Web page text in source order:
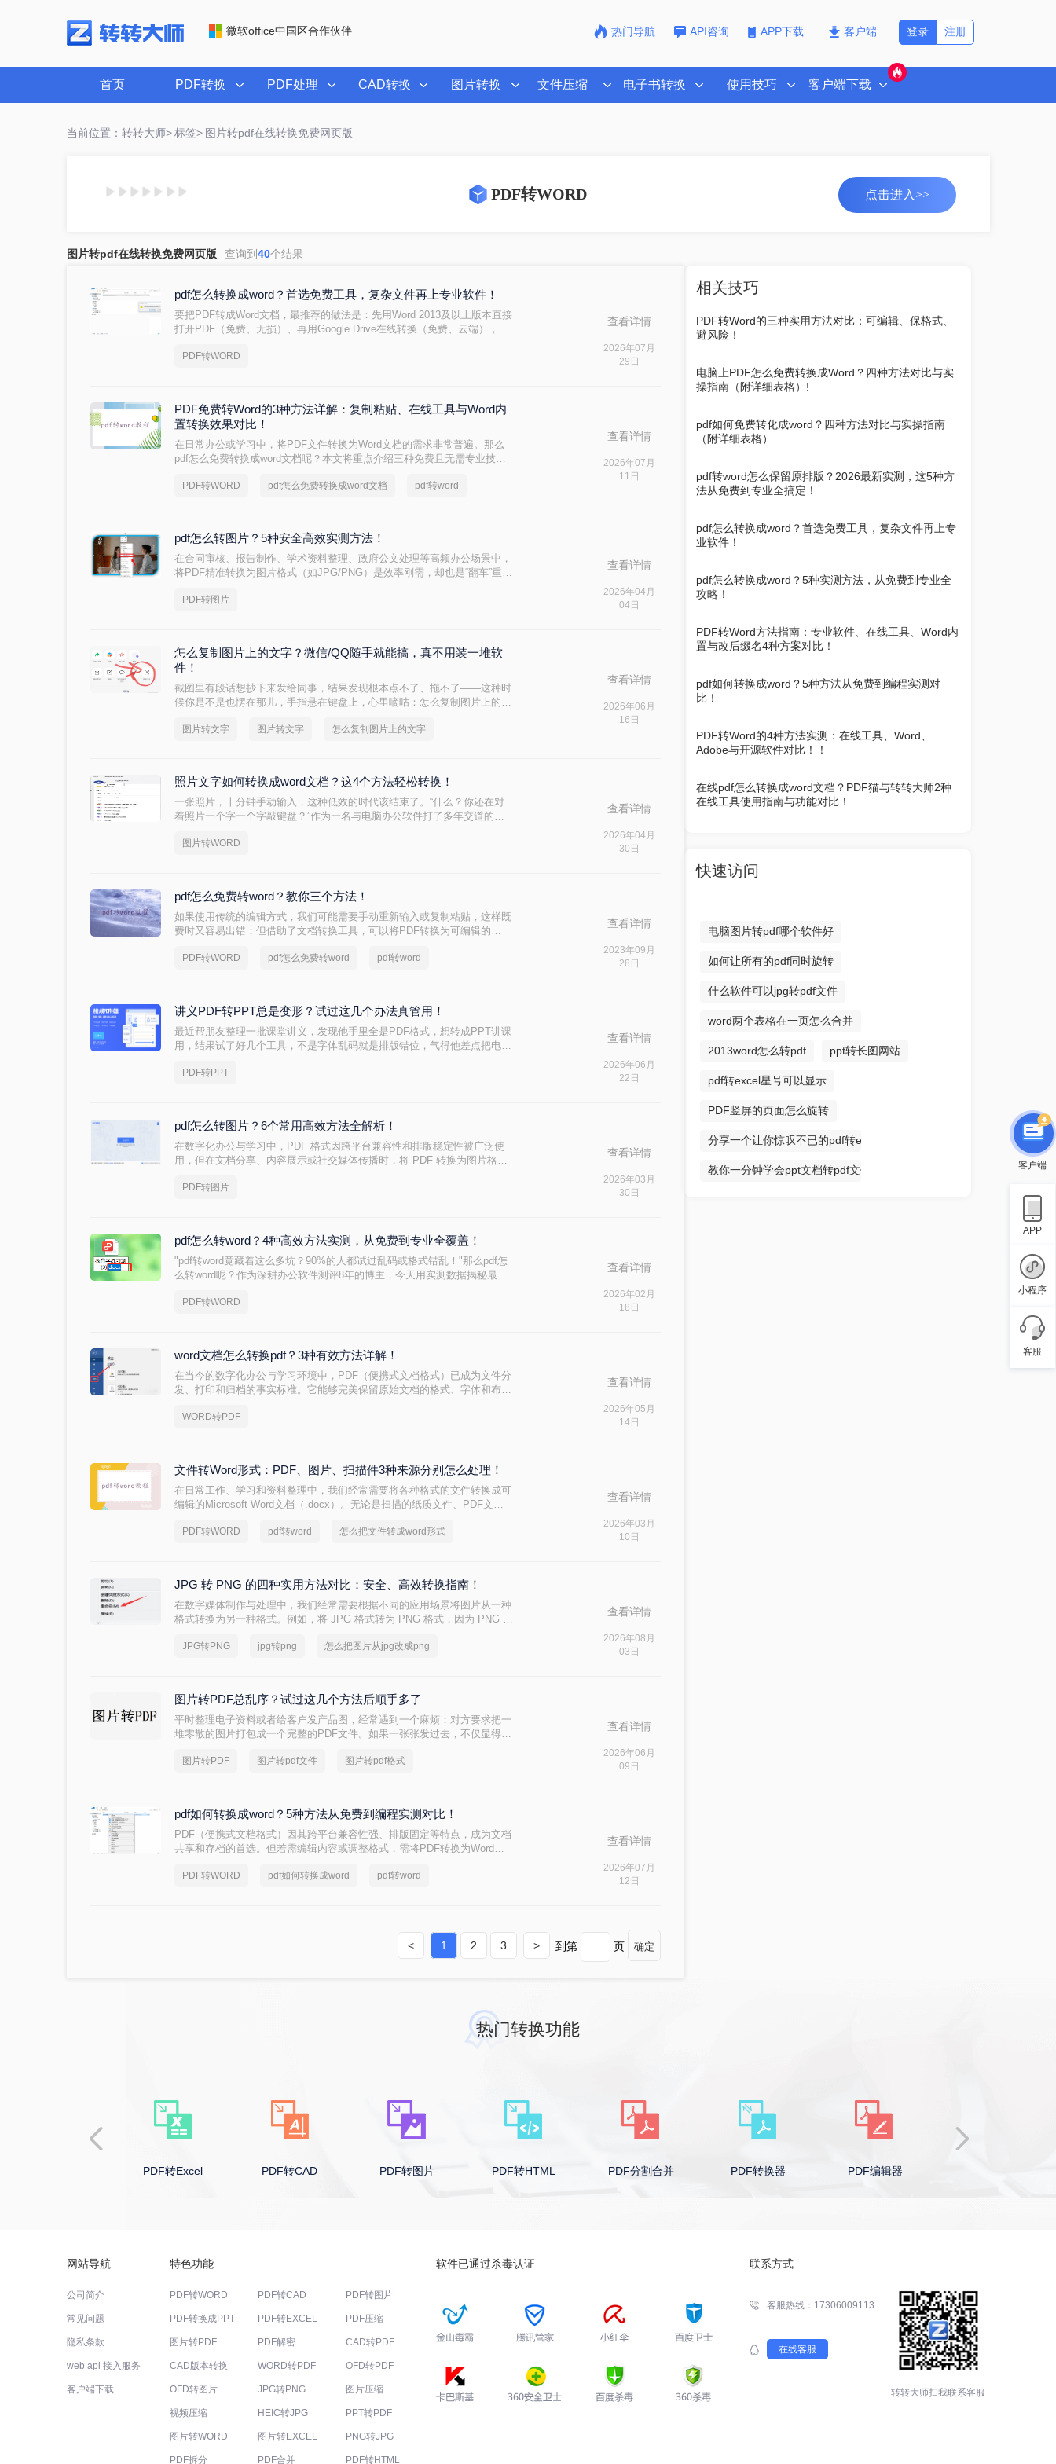
微软office中国区合作伙伴 热门导航 API咨询 APP下载 客户端 注册
登录
首页 PDF转换 PDF处理 CAD转换 图片转换 文件压缩 电子书转换 使用技巧 客户端下载
当前位置：转转大师> 标签> 图片转pdf在线转换免费网页版
PDF转WORD 点击进入>>
图片转pdf在线转换免费网页版 查询到 40个结果
pdf怎么转换成word？首选免费工具，复杂文件再上专业软件！
要把PDF转成Word文档，最推荐的做法是：先用Word 2013及以上版本直接
打开PDF（免费、无损）、再用Google Drive在线转换（免费、云端），如
PDF转WORD
查看详情
2026年07月
29日
PDF免费转Word的3种方法详解：复制粘贴、在线工具与Word内
置转换效果对比！
在日常办公或学习中，将PDF文件转换为Word文档的需求非常普遍。那么
pdf怎么免费转换成word文档呢？本文将重点介绍三种免费且无需专业技能
PDF转WORD pdf怎么免费转换成word文档 pdf转word
查看详情
2026年07月
11日
pdf怎么转图片？5种安全高效实测方法！
在合同审核、报告制作、学术资料整理、政府公文处理等高频办公场景中，
将PDF精准转换为图片格式（如JPG/PNG）是效率刚需，却也是“翻车”重灾
2026年国家网信办通报多起因在线转换工具导致的企业核心数据泄露事件！
PDF转图片
查看详情
2026年04月
04日
怎么复制图片上的文字？微信/QQ随手就能搞，真不用装一堆软
件！
截图里有段话想抄下来发给同事，结果发现根本点不了、拖不了——这种时
候你是不是也愣在那儿，手指悬在键盘上，心里嘀咕：怎么复制图片上的文
来的实习生处理一份客户发来的扫描合同图，她对着图片干敲了二十分钟，
图片转文字 图片转文字 怎么复制图片上的文字
查看详情
2026年06月
16日
照片文字如何转换成word文档？这4个方法轻松转换！
一张照片，十分钟手动输入，这种低效的时代该结束了。“什么？你还在对
着照片一个字一个字敲键盘？”作为一名与电脑办公软件打了多年交道的测
图片转WORD
查看详情
2026年04月
30日
pdf怎么免费转word？教你三个方法！
如果使用传统的编辑方式，我们可能需要手动重新输入或复制粘贴，这样既
费时又容易出错；但借助了文档转换工具，可以将PDF转换为可编辑的
知道pdf怎么免费转word吗？下面小编告诉你们~
PDF转WORD pdf怎么免费转word pdf转word
查看详情
2023年09月
28日
讲义PDF转PPT总是变形？试过这几个办法真管用！
最近帮朋友整理一批课堂讲义，发现他手里全是PDF格式，想转成PPT讲课
用，结果试了好几个工具，不是字体乱码就是排版错位，气得他差点把电脑
文字扫描件、带复杂表格的课件，还是带大量图片的教案——不同情况方法
PDF转PPT
查看详情
2026年06月
22日
pdf怎么转图片？6个常用高效方法全解析！
在数字化办公与学习中，PDF 格式因跨平台兼容性和排版稳定性被广泛使
用，但在文档分享、内容展示或社交媒体传播时，将 PDF 转换为图片格式
6 种常用高效的 PDF 转图片方法，帮助你根据需求选择最优方案。
PDF转图片
查看详情
2026年03月
30日
pdf怎么转word？4种高效方法实测，从免费到专业全覆盖！
"pdf转word竟藏着这么多坑？90%的人都试过乱码或格式错乱！"那么pdf怎
么转word呢？作为深耕办公软件测评8年的博主，今天用实测数据揭秘最靠
PDF转WORD
查看详情
2026年02月
18日
word文档怎么转换pdf？3种有效方法详解！
在当今的数字化办公与学习环境中，PDF（便携式文档格式）已成为文件分
发、打印和归档的事实标准。它能够完美保留原始文档的格式、字体和布
则可能因软件版本、字体缺失或设置差异而出现排版错乱。因此，将Word
WORD转PDF
查看详情
2026年05月
14日
文件转Word形式：PDF、图片、扫描件3种来源分别怎么处理！
在日常工作、学习和资料整理中，我们经常需要将各种格式的文件转换成可
编辑的Microsoft Word文档（.docx）。无论是扫描的纸质文件、PDF文
改、引用和统一格式。那么怎么把文件转成word形式呢？本文将介绍几种最
PDF转WORD pdf转word 怎么把文件转成word形式
查看详情
2026年03月
10日
JPG 转 PNG 的四种实用方法对比：安全、高效转换指南！
在数字媒体制作与处理中，我们经常需要根据不同的应用场景将图片从一种
格式转换为另一种格式。例如，将 JPG 格式转为 PNG 格式，因为 PNG 支
画质和图层有较高要求的项目。然而，面对多种转换途径，用户往往困惑于
JPG转PNG jpg转png 怎么把图片从jpg改成png
查看详情
2026年08月
03日
图片转PDF总乱序？试过这几个方法后顺手多了
平时整理电子资料或者给客户发产品图，经常遇到一个麻烦：对方要求把一
堆零散的图片打包成一个完整的PDF文件。如果一张张发过去，不仅显得不
堆复杂的教程，其实只要找对工具，这事儿非常简单。本文就按大家最常用
图片转PDF 图片转pdf文件 图片转pdf格式
查看详情
2026年06月
09日
pdf如何转换成word？5种方法从免费到编程实测对比！
PDF（便携式文档格式）因其跨平台兼容性强、排版固定等特点，成为文档
共享和存档的首选。但若需编辑内容或调整格式，需将PDF转换为Word。
成转换。
PDF转WORD pdf如何转换成word pdf转word
查看详情
2026年07月
12日
< 1 2 3 > 到第 页 确定
相关技巧
PDF转Word的三种实用方法对比：可编辑、保格式、
避风险！
电脑上PDF怎么免费转换成Word？四种方法对比与实
操指南（附详细表格）!
pdf如何免费转化成word？四种方法对比与实操指南
（附详细表格）
pdf转word怎么保留原排版？2026最新实测，这5种方
法从免费到专业全搞定！
pdf怎么转换成word？首选免费工具，复杂文件再上专
业软件！
pdf怎么转换成word？5种实测方法，从免费到专业全
攻略！
PDF转Word方法指南：专业软件、在线工具、Word内
置与改后缀名4种方案对比！
pdf如何转换成word？5种方法从免费到编程实测对
比！
PDF转Word的4种方法实测：在线工具、Word、
Adobe与开源软件对比！！
在线pdf怎么转换成word文档？PDF猫与转转大师2种
在线工具使用指南与功能对比！
快速访问
电脑图片转pdf哪个软件好
如何让所有的pdf同时旋转
什么软件可以jpg转pdf文件
word两个表格在一页怎么合并
2013word怎么转pdf ppt转长图网站
pdf转excel星号可以显示
PDF竖屏的页面怎么旋转
分享一个让你惊叹不已的pdf转excel方法
教你一分钟学会ppt文档转pdf文件
热门转换功能
PDF转CAD PDF转图片 PDF转HTML PDF分割合并 PDF转换器 PDF编辑器 Word转PDF
网站导航
公司简介
常见问题
隐私条款
web api 接入服务
客户端下载
特色功能
PDF转WORD PDF转CAD PDF转图片
PDF转换成PPT PDF转EXCEL PDF压缩
图片转PDF PDF解密 CAD转PDF
CAD版本转换 WORD转PDF OFD转PDF
OFD转图片 JPG转PNG 图片压缩
视频压缩 HEIC转JPG PPT转PDF
图片转WORD 图片转EXCEL PNG转JPG
PDF拆分 PDF合并 PDF转HTML
软件已通过杀毒认证 联系方式
客服热线：17306009113
在线客服
转转大师扫我联系客服
客户端
APP
小程序
客服